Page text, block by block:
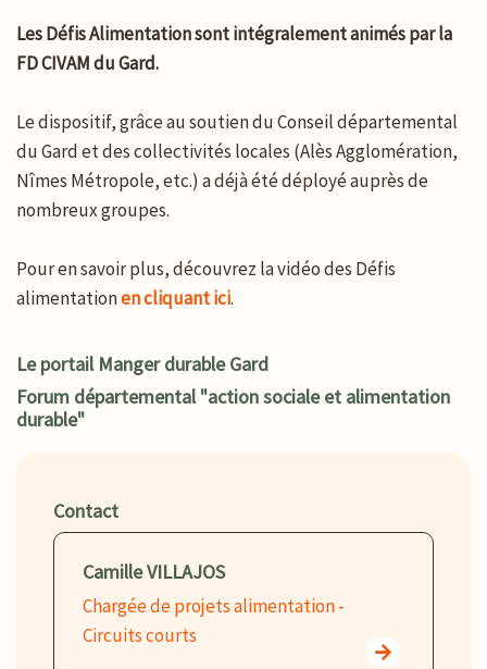
Les Défis Alimentation sont intégralement animés par la
FD CIVAM du Gard.
Le dispositif, grâce au soutien du Conseil départemental
du Gard et des collectivités locales (Alès Agglomération,
Nîmes Métropole, etc.) a déjà été déployé auprès de
nombreux groupes.
Pour en savoir plus, découvrez la vidéo des Défis
alimentationen cliquant ici.
Le portail Manger durable Gard
Forum départemental "action sociale et alimentation
durable"
Contact
Camille VILLAJOS
Chargée de projets alimentation -
Circuits courts